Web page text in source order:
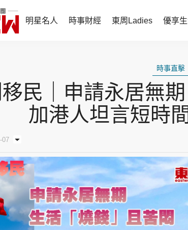
明星名人 時事財經 東周Ladies 優享
時事直擊
財經智庫
焦點人物
時
健
會員活動
東周JETSO
玄
智
神機
時事直擊
民｜申請永居無
加港人坦言短時
07